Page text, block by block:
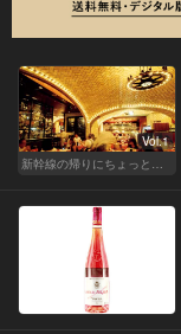
Vol.1
新幹線の帰りにちょっと１杯！東京駅、品川からアクセスがいい人気店